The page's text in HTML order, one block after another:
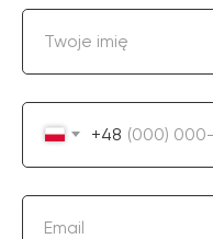
Twoje imię
+48
Email